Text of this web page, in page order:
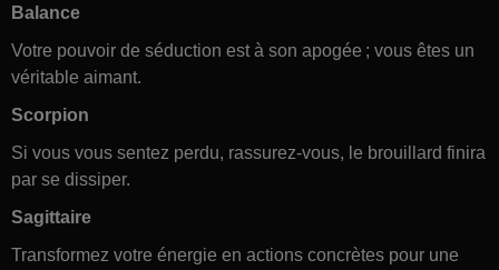
Balance
Votre pouvoir de séduction est à son apogée ; vous êtes un
véritable aimant.
Scorpion
Si vous vous sentez perdu, rassurez-vous, le brouillard finira
par se dissiper.
Sagittaire
Transformez votre énergie en actions concrètes pour une